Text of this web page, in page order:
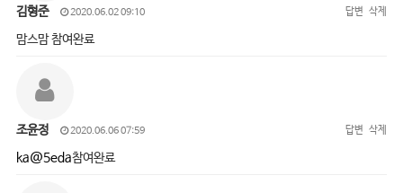
김형준 2020.06.02 09:10 답변 삭제
맘스맘 참여완료
조윤정 2020.06.06 07:59 답변 삭제
ka@5eda참여완료